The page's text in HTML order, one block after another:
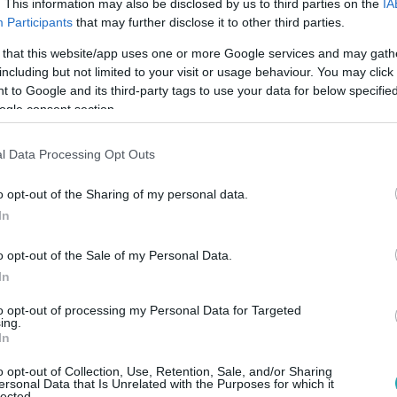
This information may also be disclosed by us to third parties on the
Participants that may further disclose it to other third parties.
that this website/app uses one or more Google services and may
but not limited to your visit or usage behaviour. You may
to Google and its third-party tags to use your data for below
consent section.
Data Processing Opt Outs
opt-out of the Sharing of my personal data.
opt-out of the Sale of my Personal Data.
opt-out of processing my Personal Data for Targeted
opt-out of Collection, Use, Retention, Sale, and/or Sharing
Data that Is Unrelated with the Purposes for which it
szerelem finálé: kit választott végül
és Csabi között vívódott, de végül a szívét követte: így
Farkas? Niki döntött, kivel folytatja
Nikinek nehéz döntést kellett meghoznia a Határtalan
Johnnyt választja?